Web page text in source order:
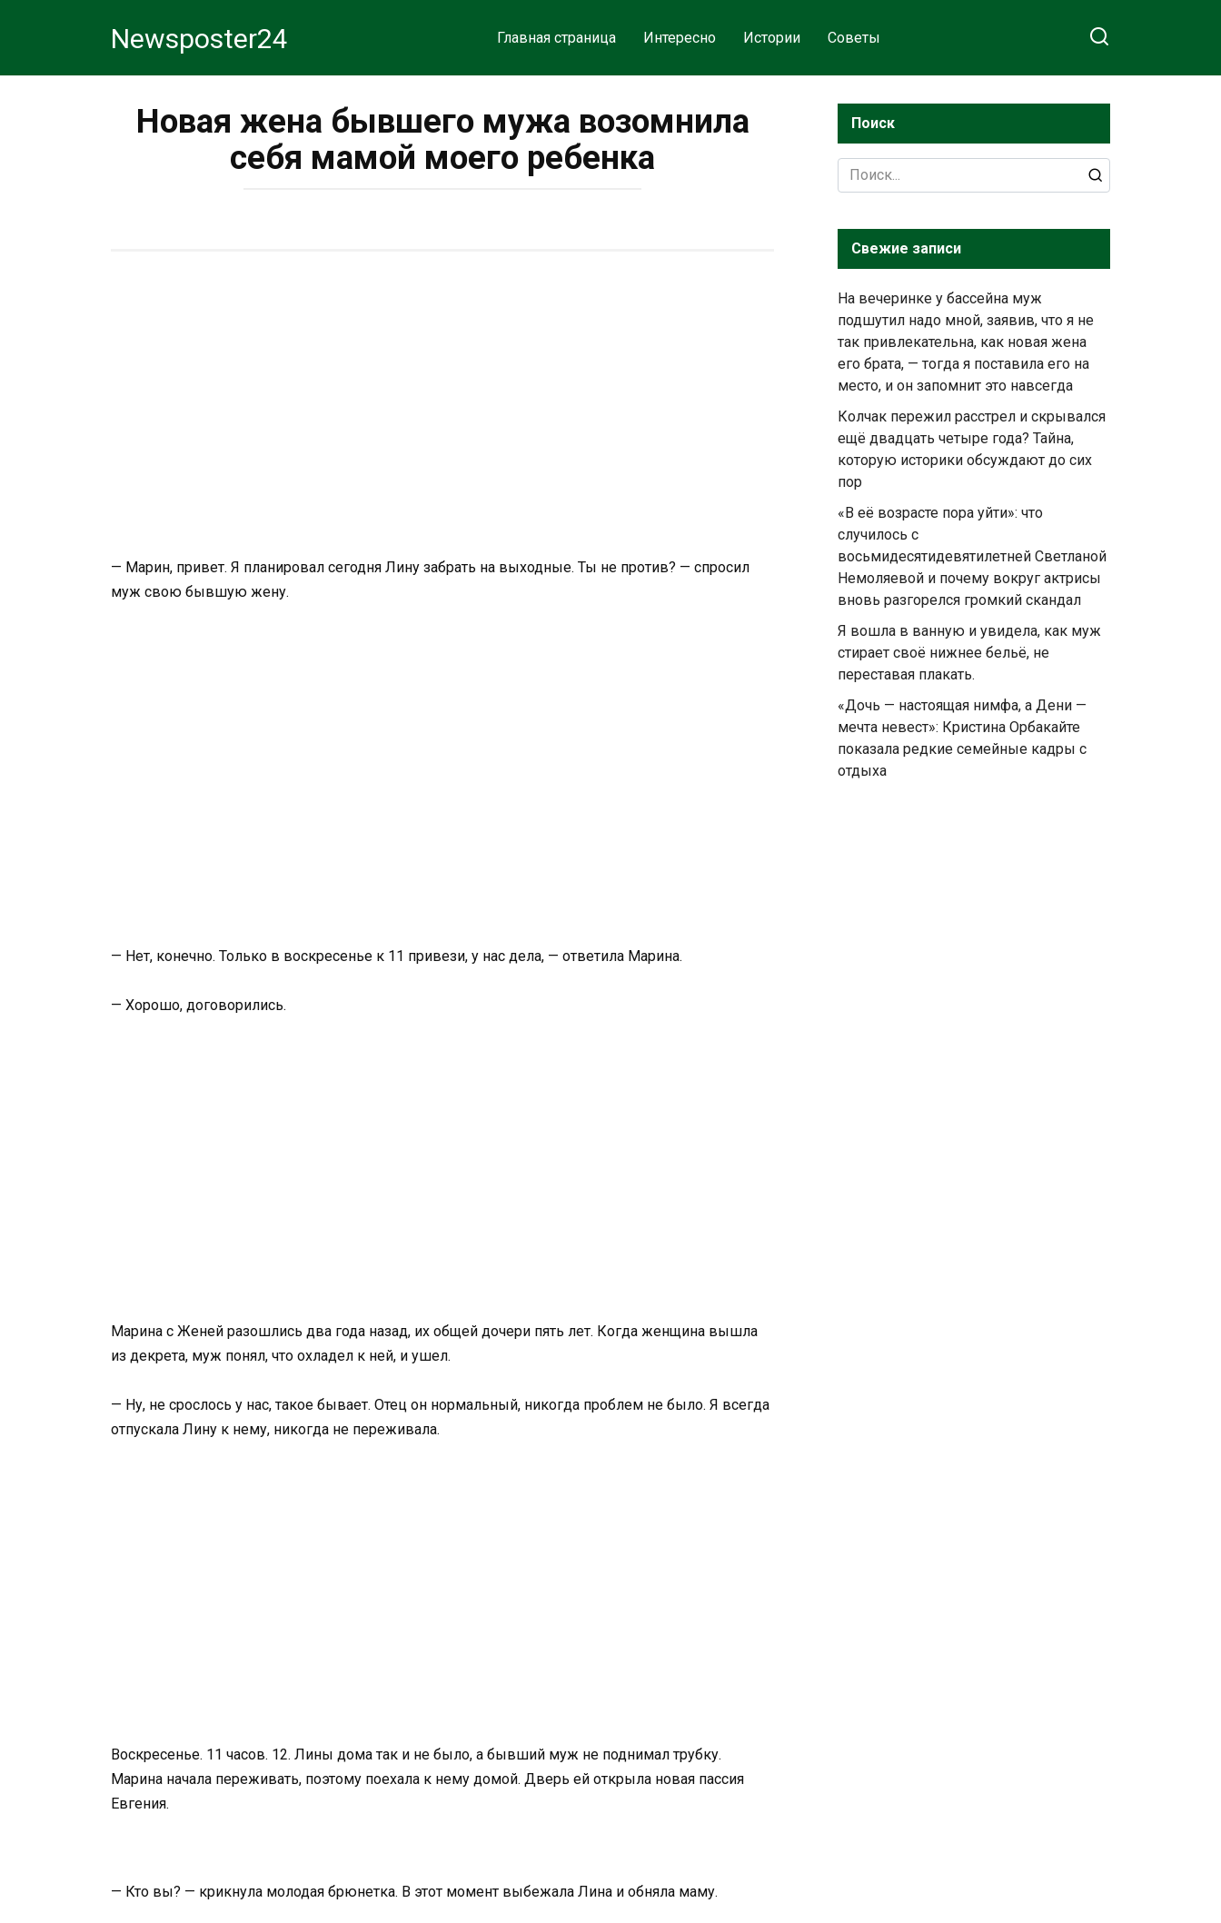
Newsposter24 Главная страница Интересно Истории Советы
Новая жена бывшего мужа возомнила
себя мамой моего ребенка
— Марин, привет. Я планировал сегодня Лину забрать на выходные. Ты не против? — спросил
муж свою бывшую жену.
— Нет, конечно. Только в воскресенье к 11 привези, у нас дела, — ответила Марина.
— Хорошо, договорились.
Марина с Женей разошлись два года назад, их общей дочери пять лет. Когда женщина вышла
из декрета, муж понял, что охладел к ней, и ушел.
— Ну, не срослось у нас, такое бывает. Отец он нормальный, никогда проблем не было. Я всегда
отпускала Лину к нему, никогда не переживала.
Воскресенье. 11 часов. 12. Лины дома так и не было, а бывший муж не поднимал трубку.
Марина начала переживать, поэтому поехала к нему домой. Дверь ей открыла новая пассия
Евгения.
— Кто вы? — крикнула молодая брюнетка. В этот момент выбежала Лина и обняла маму.
Поиск
Search
for:
Свежие записи
На вечеринке у бассейна муж
подшутил надо мной, заявив, что я не
так привлекательна, как новая жена
его брата, — тогда я поставила его на
место, и он запомнит это навсегда
Колчак пережил расстрел и скрывался
ещё двадцать четыре года? Тайна,
которую историки обсуждают до сих
пор
«В её возрасте пора уйти»: что
случилось с
восьмидесятидевятилетней Светланой
Немоляевой и почему вокруг актрисы
вновь разгорелся громкий скандал
Я вошла в ванную и увидела, как муж
стирает своё нижнее бельё, не
переставая плакать.
«Дочь — настоящая нимфа, а Дени —
мечта невест»: Кристина Орбакайте
показала редкие семейные кадры с
отдыха